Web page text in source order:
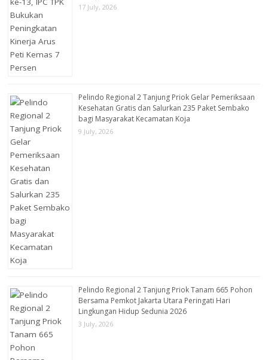
17 July, 2026
Pelindo Regional 2 Tanjung Priok Gelar Pemeriksaan
Kesehatan Gratis dan Salurkan 235 Paket Sembako
bagi Masyarakat Kecamatan Koja
9 July, 2026
Pelindo Regional 2 Tanjung Priok Tanam 665 Pohon
Bersama Pemkot Jakarta Utara Peringati Hari
Lingkungan Hidup Sedunia 2026
3 July, 2026